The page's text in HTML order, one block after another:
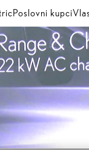
Poslovni kupci